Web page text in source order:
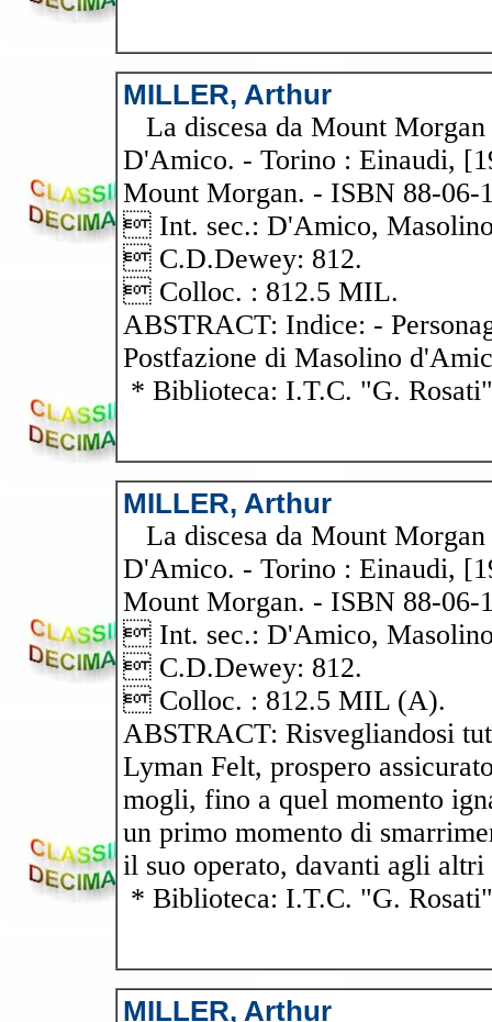
MILLER, Arthur
La discesa da Mount
D'Amico. - Torino : Einaudi,
Mount Morgan. - ISBN 88-06-
 Int. sec.: D'Amico,
 C.D.Dewey: 812.
 Colloc. : 812.5 MIL.
ABSTRACT: Indice: -
Postfazione di Masolino
* Biblioteca: I.T.C. "G. Rosati"
MILLER, Arthur
La discesa da Mount
D'Amico. - Torino : Einaudi,
Mount Morgan. - ISBN 88-06-
 Int. sec.: D'Amico,
 C.D.Dewey: 812.
 Colloc. : 812.5 MIL (A).
ABSTRACT: Risvegliandosi
Lyman Felt, prospero
mogli, fino a quel momento
un primo momento di
il suo operato, davanti agli altri
* Biblioteca: I.T.C. "G. Rosati"
MILLER, Arthur